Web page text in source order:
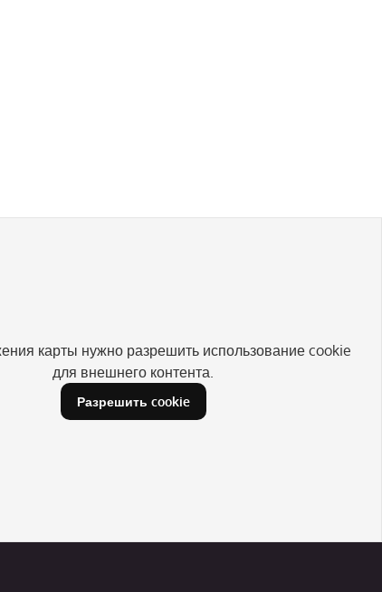
карты нужно разрешить использование cookie
для внешнего контента.
Разрешить cookie